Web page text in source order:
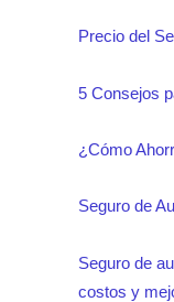
Precio del
5 Consejos
¿Cómo
Seguro de
Seguro de
costos y